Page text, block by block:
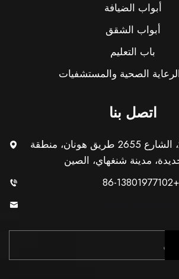
أبواب الضيافة
أبواب الشقق
باب التعليم
الصحية والمستشفيات
اتصل بنا
الغرفة 101، رقم 2، الشارع 2655 طريق هونان، منطقة
مدينة شنغهاي، الصين
+86-13801977102